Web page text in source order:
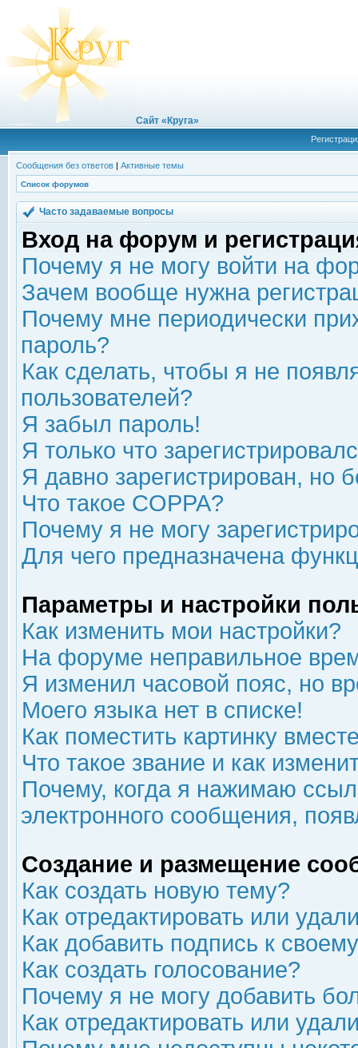
Сайт «Круга»
Сообщения без ответов | Активные темы
Список форумов
Часто задаваемые вопросы
Вход на форум и
Почему я не могу войти на
Зачем вообще нужна
Почему мне периодически
пароль?
Как сделать, чтобы я не
пользователей?
Я забыл пароль!
Я только что
Я давно зарегистрирован, но
Что такое COPPA?
Почему я не могу
Для чего предназначена
Параметры и настройки
Как изменить мои настройки?
На форуме неправильное
Я изменил часовой пояс, но
Моего языка нет в списке!
Как поместить картинку
Что такое звание и как
Почему, когда я нажимаю
электронного сообщения,
Создание и размещение
Как создать новую тему?
Как отредактировать или
Как добавить подпись к
Как создать голосование?
Почему я не могу добавить
Как отредактировать или